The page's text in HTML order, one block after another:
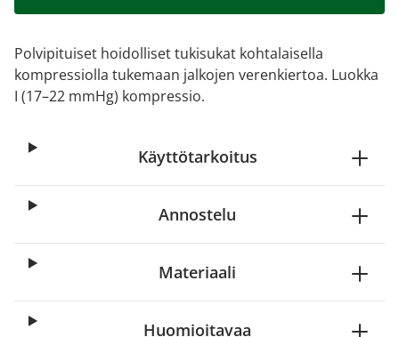
Polvipituiset hoidolliset tukisukat kohtalaisella
kompressiolla tukemaan jalkojen verenkiertoa. Luokka
I (17–22 mmHg) kompressio.
Käyttötarkoitus
Annostelu
Materiaali
Huomioitavaa